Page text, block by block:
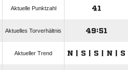
Aktuelle Punktzahl 41
Aktuelles Torverhältnis 49:51
Aktueller Trend N | S | S | N | S